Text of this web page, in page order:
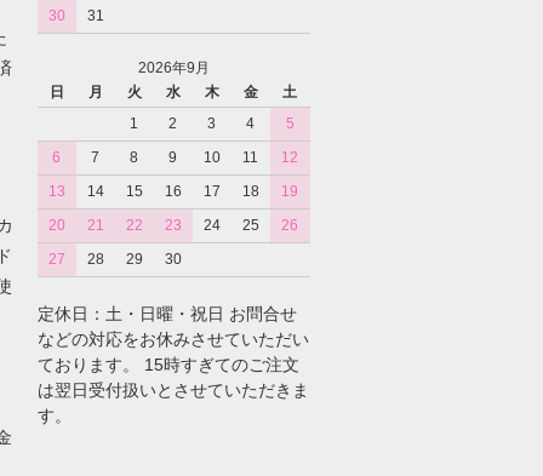
30
31
2026年9月
日
月 火 水 木 金
土
1
2 3 4
5
6
7 8 9 10 11
12
13
14 15 16 17 18
19
20
21 22 23 24 25
26
27
28 29 30
定休日：土・日曜・祝日 お問合せ
などの対応をお休みさせていただい
ております。 15時すぎてのご注文
は翌日受付扱いとさせていただきま
す。